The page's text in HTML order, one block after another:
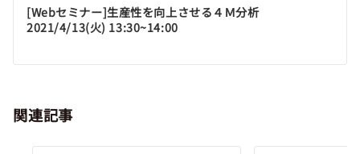
ゲ
ー
シ
ン
[Webセミナー]生産性を向上させる４Ｍ分析
2021/4/13(火) 13:30~14:00
関連記事